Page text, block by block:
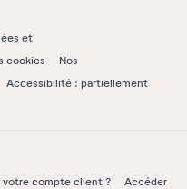
et
cookies
Nos
Accessibilité : partiellement
votre compte client ?
Accéder